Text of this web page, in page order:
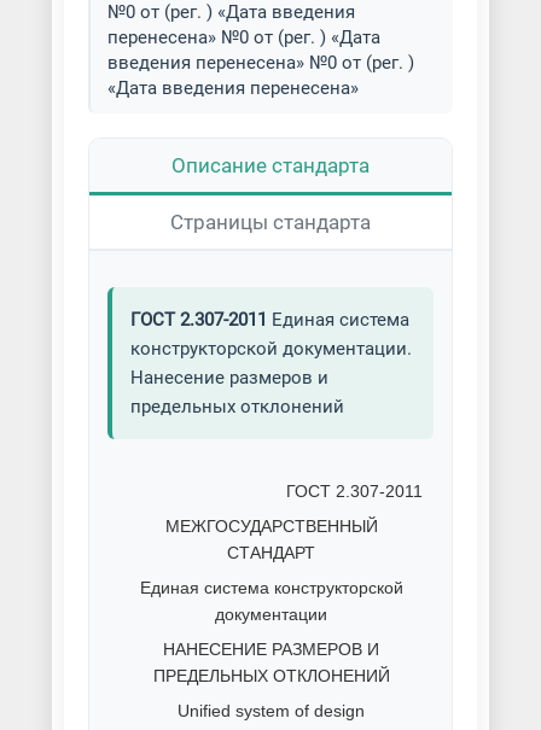
№0 от (рег. ) «Дата введения
перенесена» №0 от (рег. ) «Дата
введения перенесена» №0 от (рег. )
«Дата введения перенесена»
Описание стандарта
Страницы стандарта
ГОСТ 2.307-2011 Единая система
конструкторской документации.
Нанесение размеров и
предельных отклонений